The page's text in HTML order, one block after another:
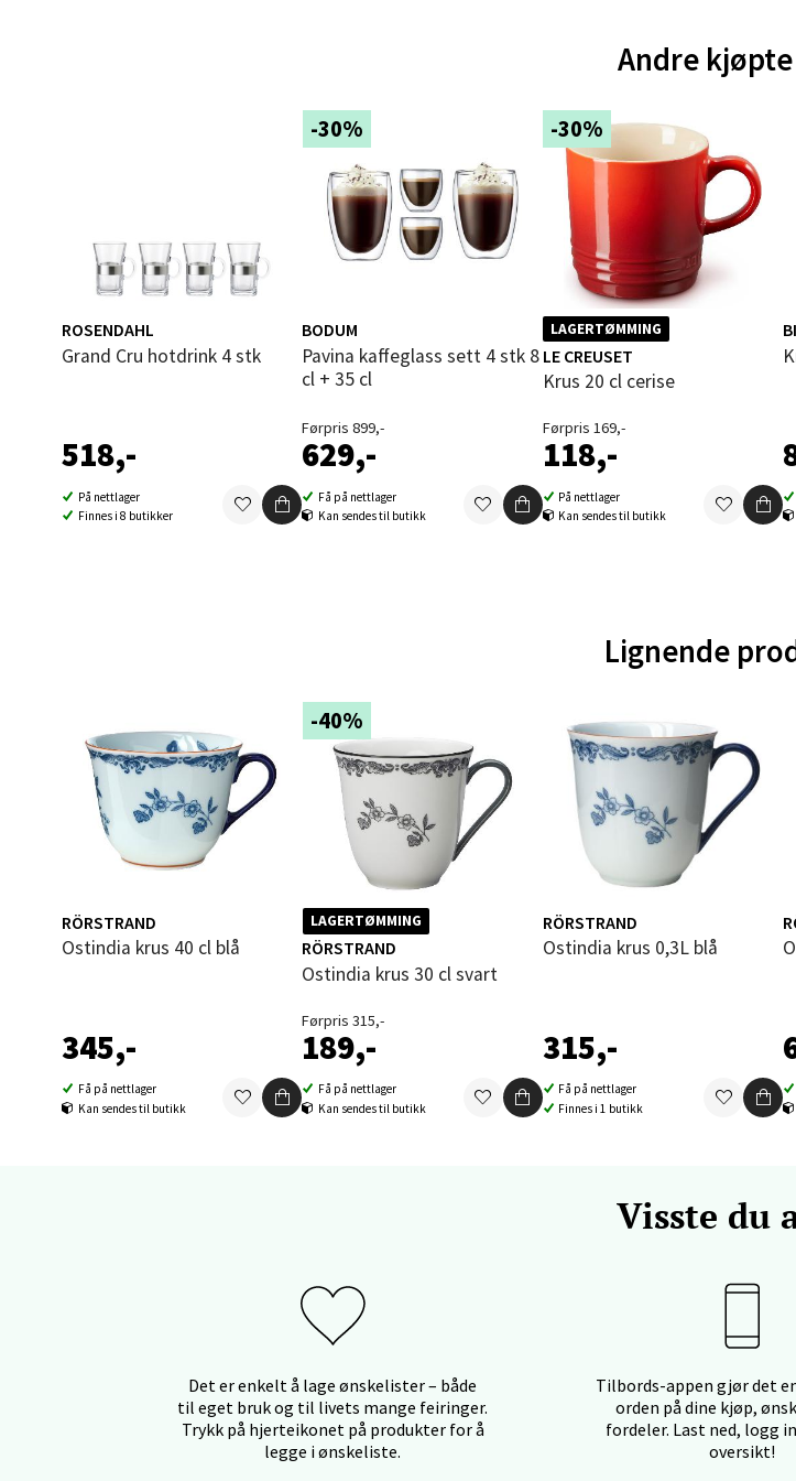
Andre kjøpte
ROSENDAHL
Grand Cru hotdrink 4 stk
518,-
På nettlager
Finnes i 8 butikker
-30%
BODUM
Pavina kaffeglass sett 4 stk 8
cl + 35 cl
Førpris 899,-
629,-
Få på nettlager
Kan sendes til butikk
-30%
LAGERTØMMING
LE CREUSET
Krus 20 cl cerise
Førpris 169,-
118,-
På nettlager
Kan sendes til butikk
Lignende
RÖRSTRAND
Ostindia krus 40 cl blå
345,-
Få på nettlager
Kan sendes til butikk
-40%
LAGERTØMMING
RÖRSTRAND
Ostindia krus 30 cl svart
Førpris 315,-
189,-
Få på nettlager
Kan sendes til butikk
RÖRSTRAND
Ostindia krus 0,3L blå
315,-
Få på nettlager
Finnes i 1 butikk
Visste du
Det er enkelt å lage ønskelister – både
til eget bruk og til livets mange feiringer.
Trykk på hjerteikonet på produkter for å
legge i ønskeliste.
Tilbords-appen gjør det
orden på dine kjøp,
fordeler. Last ned, logg
oversikt!
Ålesund - Thon Senter Moa
Åpent i dag 10-20
Molde - Moldetorget
Torget 1, 6413 Molde
Åpent i dag 10-20
0 i butikk
Narvik - Thon Senter
Bolagsgata 1, 8514 Narvik
Åpent i dag 10-20
Bergen - Oasen Senter
0 i butikk
Oppdal - Aunasenteret
Aunasenteret, Sunndalsvegen 3, 7340 Oppdal
Åpent i dag 10-19
Orkanger - Thon Senter
Thon Senter Orkanger, Orkdalsveien 113, 7300
Åpent i dag 09-20
Sandvika - Thon Senter
Bergen - Thon Senter Sartor